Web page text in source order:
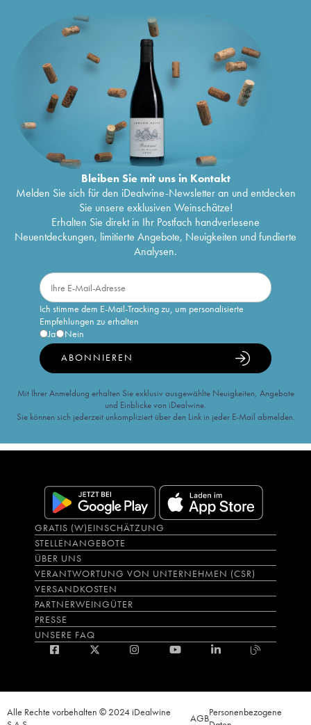
Bleiben Sie mit uns in Kontakt
Melden Sie sich für den iDealwine-Newsletter an und entdecken
Sie unsere exklusiven Weinschätze!
Erhalten Sie direkt in Ihr Postfach handverlesene
Neuentdeckungen, limitierte Angebote, Neuigkeiten und fundierte
Analysen.
Ich stimme dem E-Mail-Tracking zu, um personalisierte
Empfehlungen zu erhalten
Ja
Nein
ABONNIEREN
Mit Ihrer Anmeldung erhalten Sie exklusiv ausgewählte Neuigkeiten, Angebote
und Einblicke von iDealwine.
Sie können sich jederzeit unkompliziert über den Link in jeder E-Mail abmelden.
GRATIS (W)EINSCHÄTZUNG
STELLENANGEBOTE
ÜBER UNS
VERANTWORTUNG VON UNTERNEHMEN (CSR)
VERSANDKOSTEN
PARTNERWEINGÜTER
PRESSE
UNSERE FAQ
Alle Rechte vorbehalten © 2024 iDealwine
AGBPersonenbezogene